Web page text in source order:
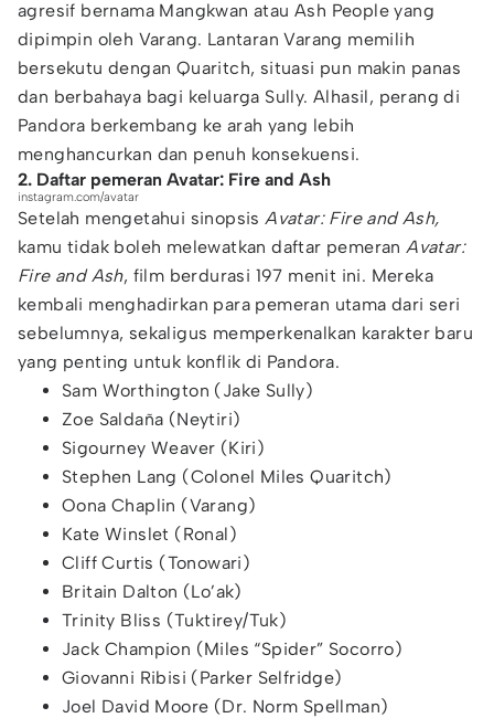
agresif bernama Mangkwan atau Ash People yang
dipimpin oleh Varang. Lantaran Varang memilih
bersekutu dengan Quaritch, situasi pun makin panas
dan berbahaya bagi keluarga Sully. Alhasil, perang di
Pandora berkembang ke arah yang lebih
menghancurkan dan penuh konsekuensi.
2. Daftar pemeran Avatar: Fire and Ash
instagram.com/avatar
Setelah mengetahui sinopsisAvatar: Fire and Ash,
kamu tidak boleh melewatkan daftar pemeran Avatar:
Fire and Ash, film berdurasi 197 menit ini. Mereka
kembali menghadirkan para pemeran utama dari seri
sebelumnya, sekaligus memperkenalkan karakter baru
yang penting untuk konflik di Pandora.
Sam Worthington (Jake Sully)
Zoe Saldaña (Neytiri)
Sigourney Weaver (Kiri)
Stephen Lang (Colonel Miles Quaritch)
Oona Chaplin (Varang)
Kate Winslet (Ronal)
Cliff Curtis (Tonowari)
Britain Dalton (Lo’ak)
Trinity Bliss (Tuktirey/Tuk)
Jack Champion (Miles “Spider” Socorro)
Giovanni Ribisi (Parker Selfridge)
Joel David Moore (Dr. Norm Spellman)